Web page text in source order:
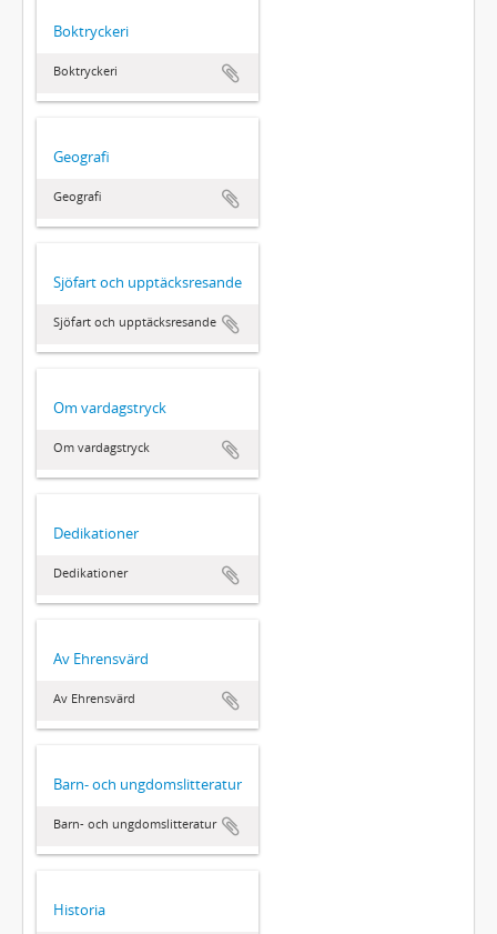
Boktryckeri
Boktryckeri
Geografi
Geografi
Sjöfart och upptäcksresande
Sjöfart och upptäcksresande
Om vardagstryck
Om vardagstryck
Dedikationer
Dedikationer
Av Ehrensvärd
Av Ehrensvärd
Barn- och ungdomslitteratur
Barn- och ungdomslitteratur
Historia